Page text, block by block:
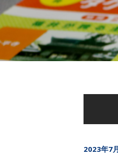
2023年7